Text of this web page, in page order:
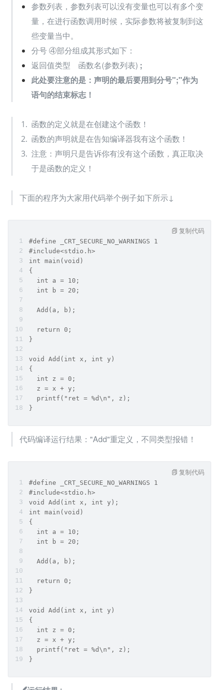
参数列表，参数列表可以没有变量也可以有多个变
量，在进行函数调用时候，实际参数将被复制到这
些变量当中。
分号 ④部分组成其形式如下：
返回值类型    函数名(参数列表) ;
此处要注意的是：声明的最后要用到分号";"作为
语句的结束标志！
函数的定义就是在创建这个函数！
函数的声明就是在告知编译器我有这个函数！
注意：声明只是告诉你有没有这个函数，真正取决
于是函数的定义！
下面的程序为大家用代码举个例子如下所示↓
#define _CRT_SECURE_NO_WARNINGS 1
#include<stdio.h>
int main(void)
{
  int a = 10;
  int b = 20;
  Add(a, b);
  return 0;
}
void Add(int x, int y)
{
  int z = 0;
  z = x + y;
  printf("ret = %d\n", z);
}
复制代码
代码编译运行结果："Add"重定义，不同类型报错！
#define _CRT_SECURE_NO_WARNINGS 1
#include<stdio.h>
void Add(int x, int y);
int main(void)
{
  int a = 10;
  int b = 20;
  Add(a, b);
  return 0;
}
void Add(int x, int y)
{
  int z = 0;
  z = x + y;
  printf("ret = %d\n", z);
}
复制代码